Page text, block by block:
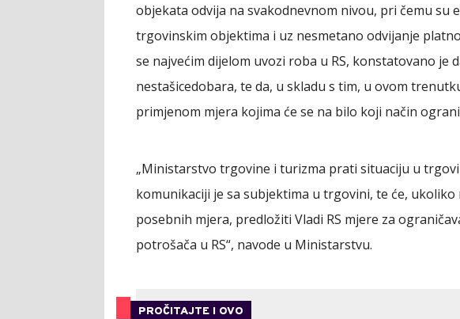
objekata odvija na svakodnevnom nivou, pri čemu su
trgovinskim objektima i uz nesmetano odvijanje
se najvećim dijelom uvozi roba u RS, konstatovano je
nestašicedobara, te da, u skladu s tim, u ovom
primjenom mjera kojima će se na bilo koji način
„Ministarstvo trgovine i turizma prati situaciju u
komunikaciji je sa subjektima u trgovini, te će,
posebnih mjera, predložiti Vladi RS mjere za
potrošača u RS“, navode u Ministarstvu.
PROČITAJTE I OVO